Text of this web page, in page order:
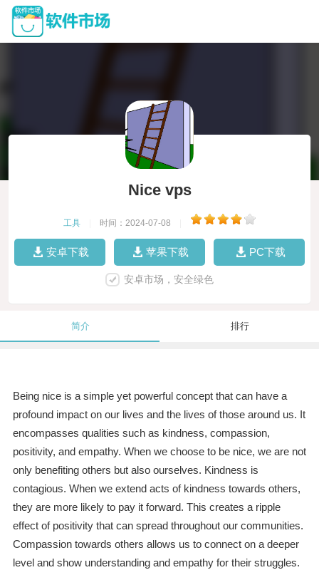
Nice vps
工具 时间：2024-07-08
安卓下载 苹果下载 PC下载
安卓市场，安全绿色
简介 排行
Being nice is a simple yet powerful concept that can have a
profound impact on our lives and the lives of those around us. It
encompasses qualities such as kindness, compassion,
positivity, and empathy. When we choose to be nice, we are not
only benefiting others but also ourselves. Kindness is
contagious. When we extend acts of kindness towards others,
they are more likely to pay it forward. This creates a ripple
effect of positivity that can spread throughout our communities.
Compassion towards others allows us to connect on a deeper
level and show understanding and empathy for their struggles.